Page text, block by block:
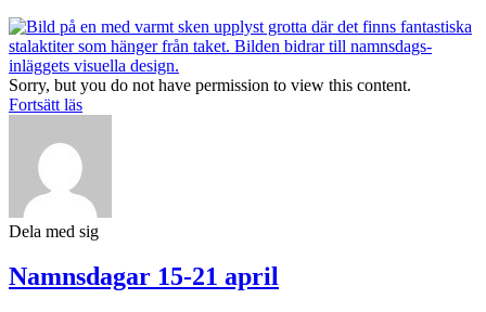
Sorry, but you do not have permission to view this content.
Fortsätt läs
Dela med sig
Namnsdagar 15-21 april